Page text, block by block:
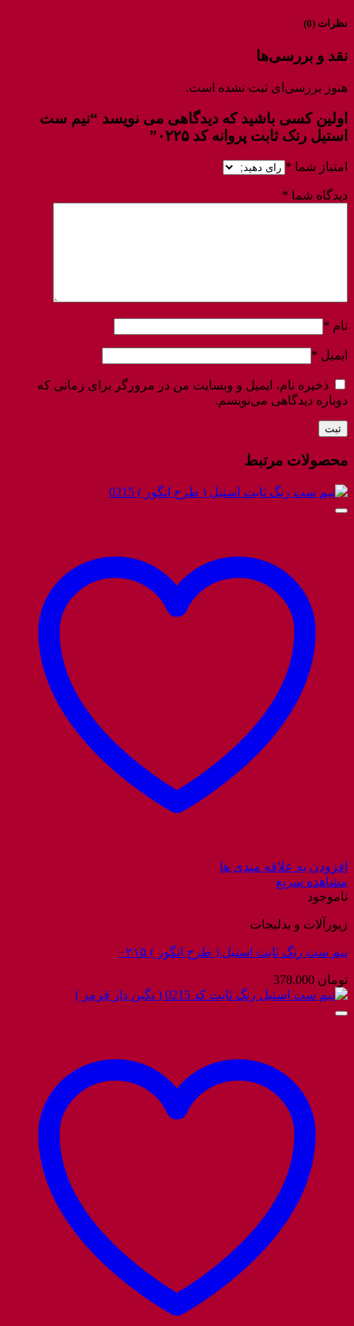
نظرات (0)
نقد و بررسی‌ها
هنوز بررسی‌ای ثبت نشده است.
اولین کسی باشید که دیدگاهی می نویسد “نیم ست
استیل رنک ثابت پروانه کد ۰۲۲۵”
امتیاز شما *
دیدگاه شما *
نام *
ایمیل *
ذخیره نام، ایمیل و وبسایت من در مرورگر برای زمانی که
دوباره دیدگاهی می‌نویسم.
محصولات مرتبط
افزودن به علاقه مندی ها
مشاهده سریع
ناموجود
زیورآلات و بدلیجات
نیم ست رنگ ثابت استیل ( طرح انگور ) ۰۲۱۵
تومان